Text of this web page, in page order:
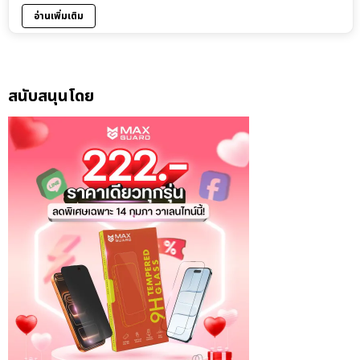
อ่านเพิ่มเติม
สนับสนุนโดย